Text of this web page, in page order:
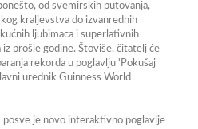
od svemirskih putovanja,
kraljevstva do izvanrednih
ljubimaca i superlativnih
iz prošle godine. Štoviše, čitatelj će
rekorda u poglavlju 'Pokušaj
urednik Guinness World
posve je novo interaktivno poglavlje